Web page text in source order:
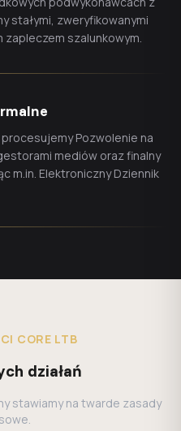
stałymi, zweryfikowanymi
zapleczem szalunkowym.
Pozwolenie na
mediów oraz finalny
m.in. Elektroniczny Dziennik
CORE LTB
działań
stawiamy na twarde zasady